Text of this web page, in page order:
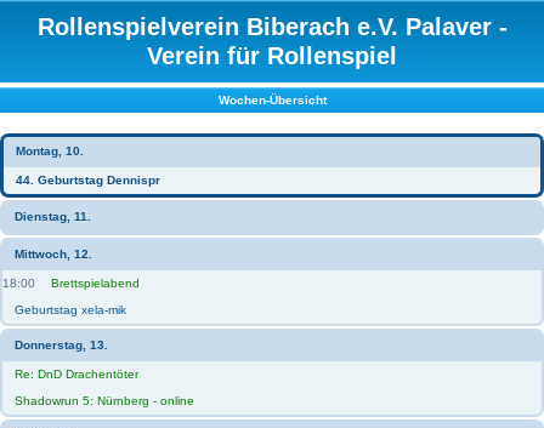
Rollenspielverein Biberach e.V. Palaver -
Verein für Rollenspiel
Wochen-Übersicht
Montag, 10.
44. Geburtstag Dennispr
Dienstag, 11.
Mittwoch, 12.
18:00
Brettspielabend
Geburtstag xela-mik
Donnerstag, 13.
Re: DnD Drachentöter
Shadowrun 5: Nürnberg - online